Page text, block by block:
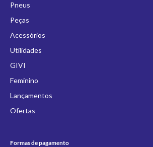
Pneus
Peças
Acessórios
Utilidades
GIVI
Feminino
Lançamentos
Ofertas
Formas de pagamento